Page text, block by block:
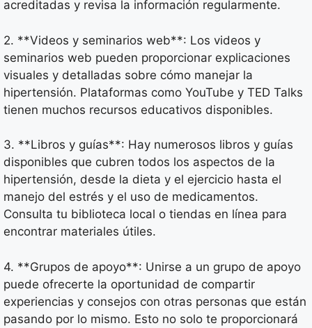
acreditadas y revisa la información regularmente.
2. **Videos y seminarios web**: Los videos y
seminarios web pueden proporcionar explicaciones
visuales y detalladas sobre cómo manejar la
hipertensión. Plataformas como YouTube y TED Talks
tienen muchos recursos educativos disponibles.
3. **Libros y guías**: Hay numerosos libros y guías
disponibles que cubren todos los aspectos de la
hipertensión, desde la dieta y el ejercicio hasta el
manejo del estrés y el uso de medicamentos.
Consulta tu biblioteca local o tiendas en línea para
encontrar materiales útiles.
4. **Grupos de apoyo**: Unirse a un grupo de apoyo
puede ofrecerte la oportunidad de compartir
experiencias y consejos con otras personas que están
pasando por lo mismo. Esto no solo te proporcionará